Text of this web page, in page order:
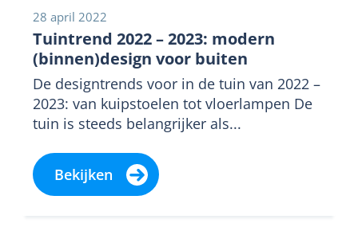
28 april 2022
Tuintrend 2022 – 2023: modern
(binnen)design voor buiten
De designtrends voor in de tuin van 2022 –
2023: van kuipstoelen tot vloerlampen De
tuin is steeds belangrijker als...
Bekijken